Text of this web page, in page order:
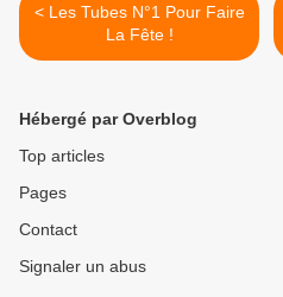
< Les Tubes N°1 Pour Faire
La Fête !
Hébergé par Overblog
Top articles
Pages
Contact
Signaler un abus